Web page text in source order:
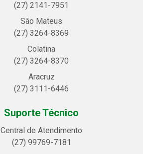
(27) 2141-7951
São Mateus
(27) 3264-8369
Colatina
(27) 3264-8370
Aracruz
(27) 3111-6446
Suporte Técnico
Central de Atendimento
(27) 99769-7181